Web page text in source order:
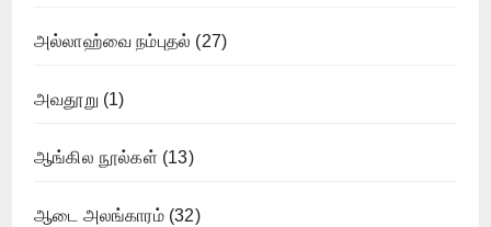
அல்லாஹ்வை நம்புதல் (27)
அவதூறு (1)
ஆங்கில நூல்கள் (13)
ஆடை அலங்காரம்(32)